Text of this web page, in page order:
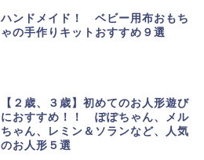
ハンドメイド！ ベビー用布おもち
ゃの手作りキットおすすめ９選
【２歳、３歳】初めてのお人形遊び
におすすめ！！ ぽぽちゃん、メル
ちゃん、レミン＆ソランなど、人気
のお人形５選